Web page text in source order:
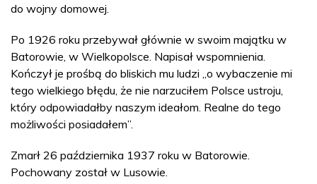
do wojny domowej.
Po 1926 roku przebywał głównie w swoim majątku w
Batorowie, w Wielkopolsce. Napisał wspomnienia.
Kończył je prośbą do bliskich mu ludzi „o wybaczenie mi
tego wielkiego błędu, że nie narzuciłem Polsce ustroju,
który odpowiadałby naszym ideałom. Realne do tego
możliwości posiadałem”.
Zmarł 26 października 1937 roku w Batorowie.
Pochowany został w Lusowie.